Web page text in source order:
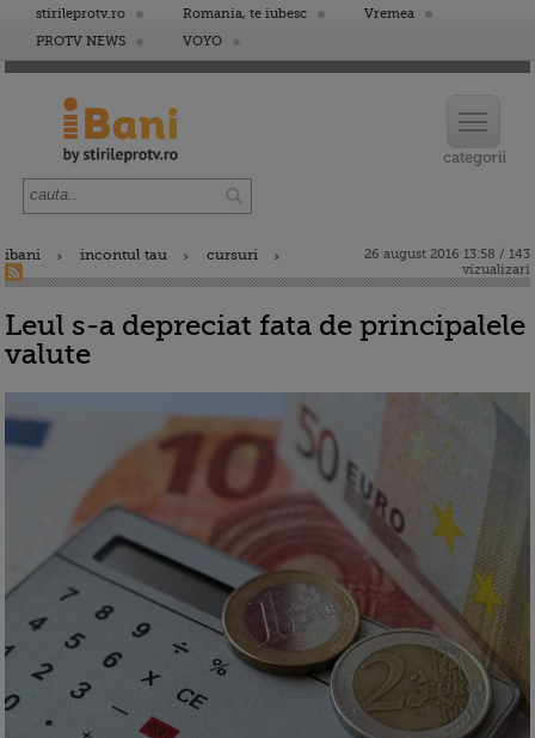
stirileprotv.ro Romania, te iubesc
Vremea
PROTV NEWS
VOYO
ibani incontul tau cursuri
26 august 2016 13:58 / 143
vizualizari
Leul s-a depreciat fata de principalele
valute